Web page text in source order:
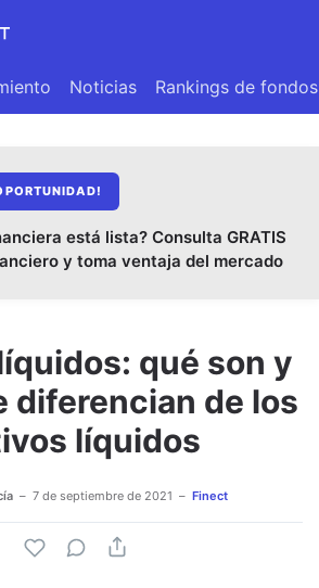
Noticias Rankings de fondos
está lista? Consulta GRATIS
y toma ventaja del mercado
qué son y
diferencian de los
líquidos
7 de septiembre de 2021 Finect